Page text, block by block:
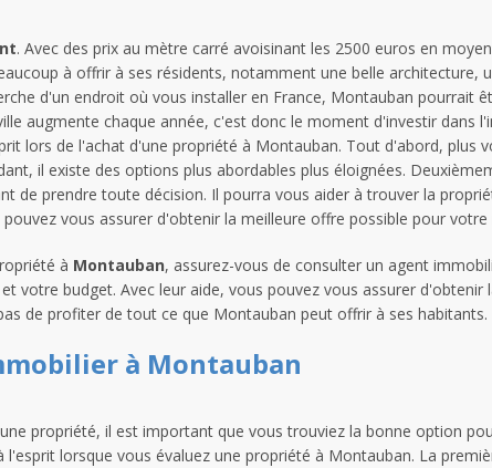
. Avec des prix au mètre carré avoisinant les 2500 euros en
à offrir à ses résidents, notamment une belle architecture,
d'un endroit où vous installer en France, Montauban pourrait
augmente chaque année, c'est donc le moment d'investir dans
lors de l'achat d'une propriété à Montauban. Tout d'abord, plus
il existe des options plus abordables plus éloignées.
de prendre toute décision. Il pourra vous aider à trouver la
vous assurer d'obtenir la meilleure offre possible pour
à Montauban, assurez-vous de consulter un agent
votre budget. Avec leur aide, vous pouvez vous assurer
de profiter de tout ce que Montauban peut offrir à ses habitants.
à Montauban
propriété, il est important que vous trouviez la bonne option
l'esprit lorsque vous évaluez une propriété à Montauban. La